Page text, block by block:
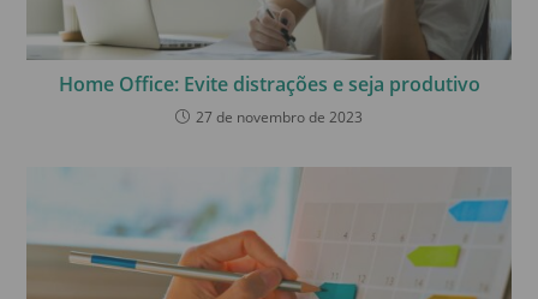
Home Office: Evite distrações e seja produtivo
27 de novembro de 2023